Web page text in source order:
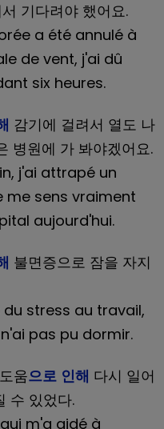
기다려야 했어요.
a été annulé à
de vent, j'ai dû
six heures.
감기에 걸려서 열도 나
병원에 가 봐야겠어요.
j'ai attrapé un
me sens vraiment
aujourd'hui.
불면증으로 잠을 자지
stress au travail,
pas pu dormir.
움으로 인해 다시 일어
수 있었다.
m'a aidé à